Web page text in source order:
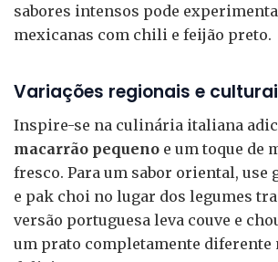
sabores intensos pode
mexicanas com chili e feijão preto.
Variações regionais e
Inspire-se na culinária italiana
macarrão pequeno e um toque de
fresco. Para um sabor oriental, use
e pak choi no lugar dos legumes
versão portuguesa leva couve e
um prato completamente diferente